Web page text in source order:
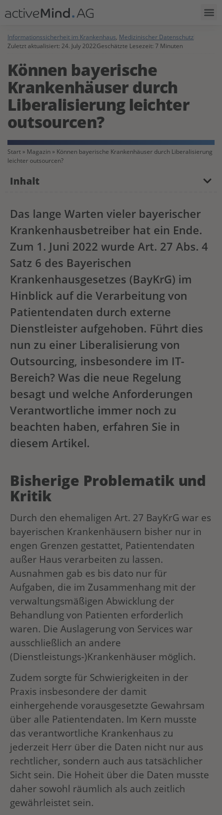
Informationssicherheit im Krankenhaus, Medizinischer Datenschutz
Zuletzt aktualisiert: 24. July 2022Geschätzte Lesezeit: 7 Minuten
Können bayerische
Krankenhäuser durch
Liberalisierung leichter
outsourcen?
Start » Magazin » Können bayerische Krankenhäuser durch Liberalisierung
leichter outsourcen?
Inhalt
Das lange Warten vieler bayerischer
Krankenhausbetreiber hat ein Ende.
Zum 1. Juni 2022 wurde Art. 27 Abs. 4
Satz 6 des Bayerischen
Krankenhausgesetzes (BayKrG) im
Hinblick auf die Verarbeitung von
Patientendaten durch externe
Dienstleister aufgehoben. Führt dies
nun zu einer Liberalisierung von
Outsourcing, insbesondere im IT-
Bereich? Was die neue Regelung
besagt und welche Anforderungen
Verantwortliche immer noch zu
beachten haben, erfahren Sie in
diesem Artikel.
Bisherige Problematik und
Kritik
Durch den ehemaligen Art. 27 BayKrG war es
bayerischen Krankenhäusern bisher nur in
engen Grenzen gestattet, Patientendaten
außer Haus verarbeiten zu lassen.
Ausnahmen gab es bis dato nur für
Aufgaben, die im Zusammenhang mit der
verwaltungsmäßigen Abwicklung der
Behandlung von Patienten erforderlich
waren. Die Auslagerung von Services war
ausschließlich an andere
(Dienstleistungs-)Krankenhäuser möglich.
Zudem sorgte für Schwierigkeiten in der
Praxis insbesondere der damit
einhergehende vorausgesetzte Gewahrsam
über alle Patientendaten. Im Kern musste
das verantwortliche Krankenhaus zu
jederzeit Herr über die Daten nicht nur aus
rechtlicher, sondern auch aus tatsächlicher
Sicht sein. Die Hoheit über die Daten musste
daher sowohl räumlich als auch zeitlich
gewährleistet sein.